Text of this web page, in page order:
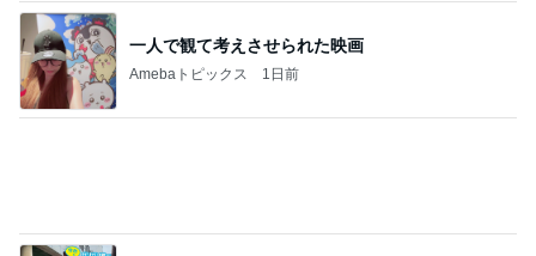
一人で観て考えさせられた映画
Amebaトピックス 1日前